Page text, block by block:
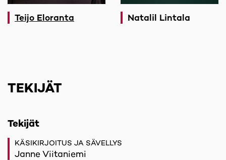
Teijo Eloranta Natalil Lintala
TEKIJÄT
Tekijät
KÄSIKIRJOITUS JA SÄVELLYS
Janne Viitaniemi